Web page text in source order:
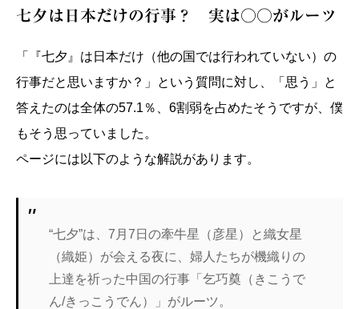
七夕は日本だけの行事？ 実は○○がルーツ
「『七夕』は日本だけ（他の国では行われていない）の
行事だと思いますか？」という質問に対し、「思う」と
答えたのは全体の57.1％、6割弱を占めたそうですが、僕
もそう思っていました。
ページには以下のような解説があります。
“七夕”は、7月7日の牽牛星（彦星）と織女星
（織姫）が会える夜に、婦人たちが機織りの
上達を祈った中国の行事「乞巧奠（きこうで
ん/きっこうでん）」がルーツ。